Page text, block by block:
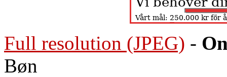
Full resolution (JPEG) -
Bøn